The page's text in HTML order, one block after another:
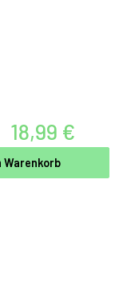
18,99 €
Warenkorb